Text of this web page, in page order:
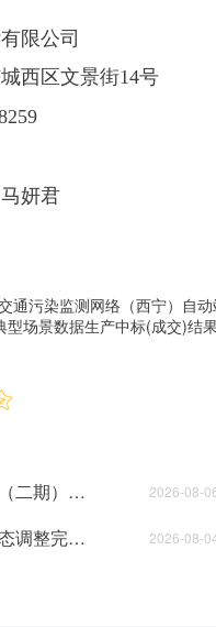
限公司
西区文景街14号
妍君
通污染监测网络（西宁）自
场景数据生产中标(成交)结
场发射扫描电镜实验室（二期）的公开招标公告 2026-08-
兴海县国土空间规划动态调整完善项目中标(成交)结果公告 2026-08-